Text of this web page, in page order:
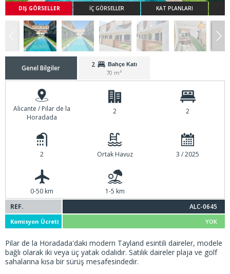
DIŞ GÖRSELLER İÇ GÖRSELLER KAT PLANLARI
Genel Bilgiler 2 Bahçe Katı
70 m²
Alicante / Pilar de la
Horadada
2 2
2 Ortak Havuz 3 / 2025
0-50 km
1-5 km
REF.
ALC-0645
Komisyon Ücreti YOK
Pilar de la Horadada'daki modern Tayland esintili daireler, modele
bağlı olarak iki veya üç yatak odalıdır. Satılık daireler plaja ve golf
sahalarına kısa bir sürüş mesafesindedir.